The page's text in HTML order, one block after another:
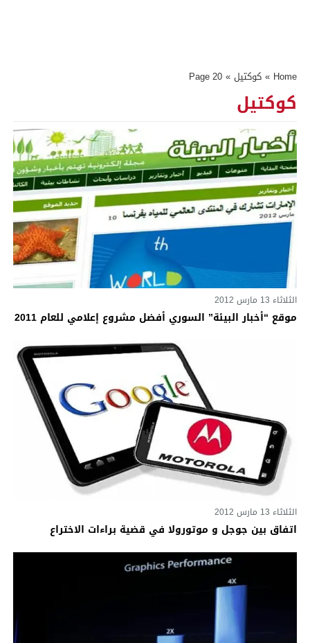
Home
» كوكتيل »
Page 20
كوكتيل
الثلاثاء 13 مارس 2012
موقع “أخبار البيئة” السوري أفضل مشروع إعلامي للعام 2011
الثلاثاء 13 مارس 2012
اتفاق بين جوجل و موتورولا في قضية براءات الاختراع